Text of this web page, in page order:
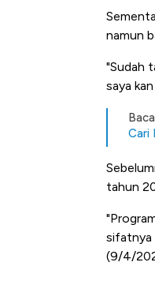
namun
"Sudah
saya
Cari
tahun
sifatnya
(9/4/